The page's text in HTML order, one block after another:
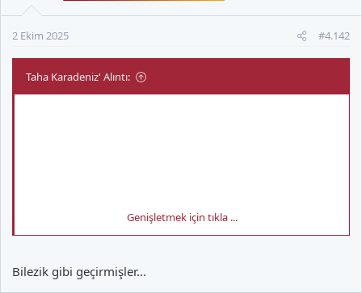
:
2 Ekim 2025 #4.142
Taha Karadeniz' Alıntı:
Genişletmek için tıkla ...
Bilezik gibi geçirmişler...